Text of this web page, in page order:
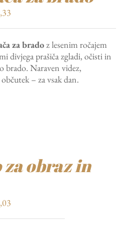
€8,33.
za bradoz lesenim ročajem
divjega prašiča zgladi, očisti in
brado. Naraven videz,
– za vsak dan.
obraz in